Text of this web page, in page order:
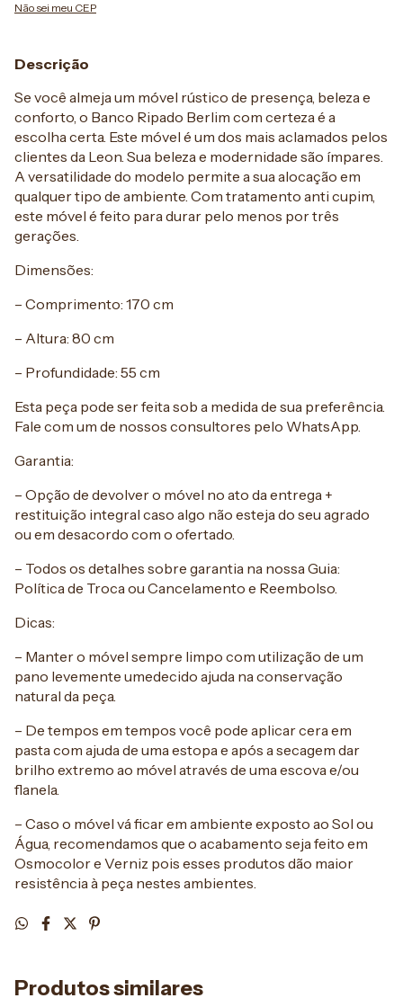
Não sei meu CEP
Descrição
Se você almeja um móvel rústico de presença, beleza e
conforto, o Banco Ripado Berlim com certeza é a
escolha certa. Este móvel é um dos mais aclamados pelos
clientes da Leon. Sua beleza e modernidade são ímpares.
A versatilidade do modelo permite a sua alocação em
qualquer tipo de ambiente. Com tratamento anti cupim,
este móvel é feito para durar pelo menos por três
gerações.
Dimensões:
– Comprimento: 170 cm
– Altura: 80 cm
– Profundidade: 55 cm
Esta peça pode ser feita sob a medida de sua preferência.
Fale com um de nossos consultores pelo WhatsApp.
Garantia:
– Opção de devolver o móvel no ato da entrega +
restituição integral caso algo não esteja do seu agrado
ou em desacordo com o ofertado.
– Todos os detalhes sobre garantia na nossa Guia:
Política de Troca ou Cancelamento e Reembolso.
Dicas:
– Manter o móvel sempre limpo com utilização de um
pano levemente umedecido ajuda na conservação
natural da peça.
– De tempos em tempos você pode aplicar cera em
pasta com ajuda de uma estopa e após a secagem dar
brilho extremo ao móvel através de uma escova e/ou
flanela.
– Caso o móvel vá ficar em ambiente exposto ao Sol ou
Água, recomendamos que o acabamento seja feito em
Osmocolor e Verniz pois esses produtos dão maior
resistência à peça nestes ambientes.
Produtos similares